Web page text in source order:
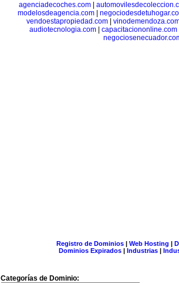
agenciadecoches.com
modelosdeagencia.com
vendoestapropiedad.com|
audiotecnologia.com
capacitaciononline.com
Registro de Dominios| Web Hosting |
Dominios Expirados | Industrias |
Categorías de Dominio: